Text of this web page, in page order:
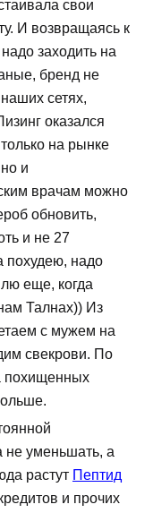
свои
И возвращаясь к
заходить на
бренд не
сетях,
оказался
на рынке
и
врачам можно
обновить,
и не 27
похудею, надо
еще, когда
Талнах)) Из
с мужем на
свекрови. По
похищенных
не уменьшать, а
растут Пептид
и прочих